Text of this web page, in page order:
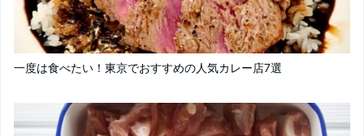
一度は食べたい！東京でおすすめの人気カレー店7選